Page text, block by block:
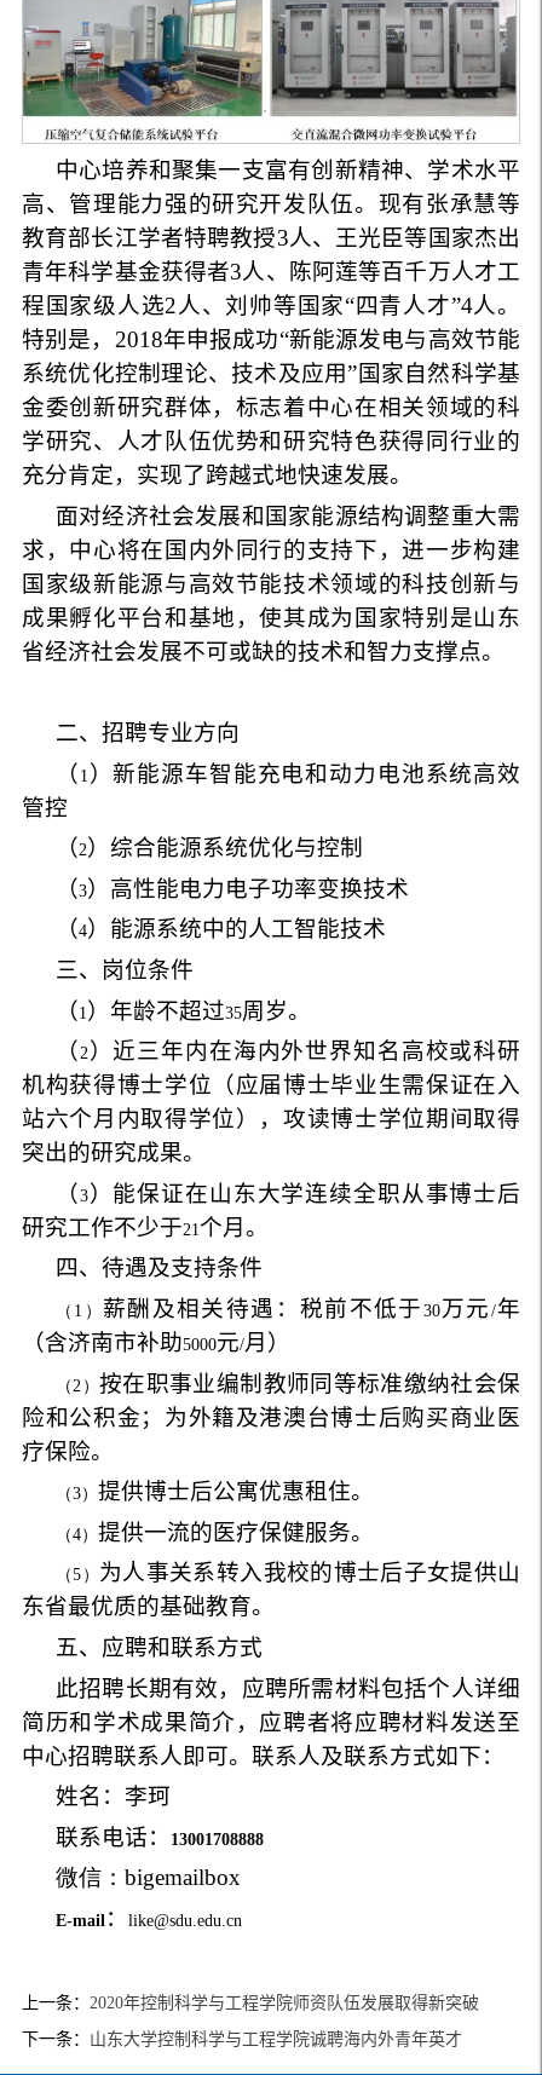
中心培养和聚集一支富有创新精神、学术水平
高、管理能力强的研究开发队伍。现有张承慧等
教育部长江学者特聘教授3人、王光臣等国家杰出
青年科学基金获得者3人、陈阿莲等百千万人才工
程国家级人选2人、刘帅等国家“四青人才”4人。
特别是， 2018年申报成功“新能源发电与高效节能
系统优化控制理论、技术及应用”国家自然科学基
金委创新研究群体，标志着中心在相关领域的科
学研究、人才队伍优势和研究特色获得同行业的
充分肯定，实现了跨越式地快速发展。
面对经济社会发展和国家能源结构调整重大需
求，中心将在国内外同行的支持下，进一步构建
国家级新能源与高效节能技术领域的科技创新与
成果孵化平台和基地，使其成为国家特别是山东
省经济社会发展不可或缺的技术和智力支撑点。
二、招聘专业方向
（ 1 ）新能源车智能充电和动力电池系统高效
管控
（2）综合能源系统优化与控制
（3）高性能电力电子功率变换技术
（4）能源系统中的人工智能技术
三、岗位条件
（1 ）年龄不超过35周岁。
（ 2）近三年内在海内外世界知名高校或科研
机构获得博士学位（应届博士毕业生需保证在入
站六个月内取得学位），攻读博士学位期间取得
突出的研究成果。
（3）能保证在山东大学连续全职从事博士后
研究工作不少于21 个月。
四、待遇及支持条件
（1） 薪酬及相关待遇：税前不低于 30万元 /年
（含济南市补助5000元/月）
（2） 按在职事业编制教师同等标准缴纳社会保
险和公积金；为外籍及港澳台博士后购买商业医
疗保险。
（3） 提供博士后公寓优惠租住。
（4） 提供一流的医疗保健服务。
（5） 为人事关系转入我校的博士后子女提供山
东省最优质的基础教育。
五、应聘和联系方式
此招聘长期有效，应聘所需材料包括个人详细
简历和学术成果简介，应聘者将应聘材料发送至
中心招聘联系人即可。联系人及联系方式如下：
姓名：李珂
联系电话：
13001708888
微信：bigemailbox
E-mail ： like@sdu.edu.cn
上一条： 2020年控制科学与工程学院师资队伍发展取得新突破
下一条： 山东大学控制科学与工程学院诚聘海内外青年英才